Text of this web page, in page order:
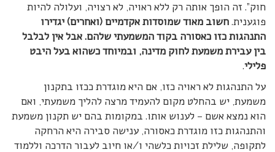
חוק”. זה הופך אותה רק ללא ראויה, לא רצויה, ועלולה להיות
פוגענית. חשוב מאוד שמוסדות אקדמיים (ואחרים) יגדירו
התנהגות כזו כאסורה בקוד המשמעתי שלהם. אבל אין לבלבל
בין עבירת משמעת לחוק מדינה, ובמיוחד כשהוא בעל היבט
פלילי.
על התנהגות לא ראויה כזו, אם היא מוגדרת ככזו בתקנון
משמעת, יש בהחלט מקום להעמיד מרצה להליך משמעתי, ואם
הוא נמצא אשם – לענוש אותו. במקומות בהם יש תקנון משמעת
והתנהגות כזו מוגדרת כאסורה, ענישה סבירה היא הרחקה
לתקופה, שלילת זכויות כלשהי ו/או חיוב לעבור הדרכה וללמוד